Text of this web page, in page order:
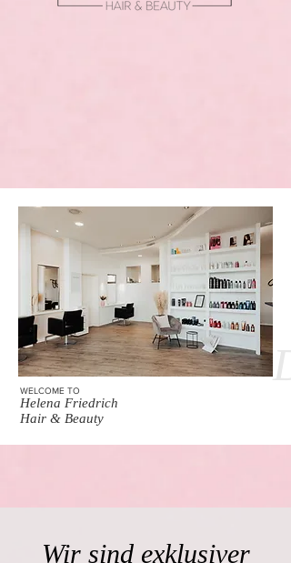
WELCOME TO
Helena Friedrich
Hair & Beauty
Wir sind exklusiver